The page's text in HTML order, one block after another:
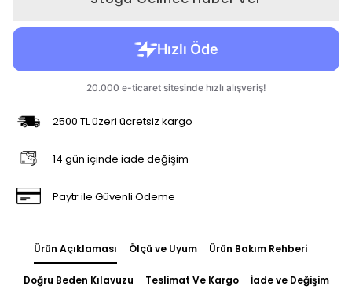
2500 TL üzeri ücretsiz kargo
14 gün içinde iade değişim
Paytr ile Güvenli Ödeme
Ürün Açıklaması Ölçü ve Uyum Ürün Bakım Rehberi
Doğru Beden Kılavuzu Teslimat Ve Kargo İade ve Değişim